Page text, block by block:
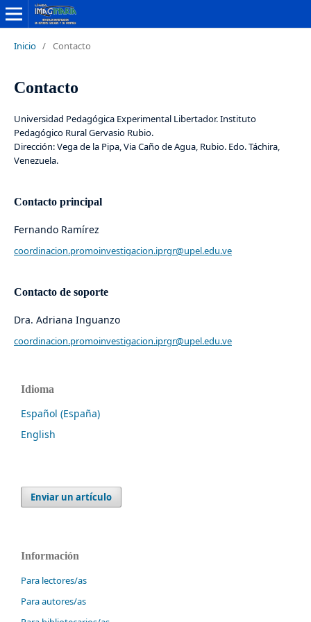
Inicio / Contacto
Contacto
Universidad Pedagógica Experimental Libertador. Instituto
Pedagógico Rural Gervasio Rubio.
Dirección: Vega de la Pipa, Via Caño de Agua, Rubio. Edo. Táchira,
Venezuela.
Contacto principal
Fernando Ramírez
coordinacion.promoinvestigacion.iprgr@upel.edu.ve
Contacto de soporte
Dra. Adriana Inguanzo
coordinacion.promoinvestigacion.iprgr@upel.edu.ve
Idioma
Español (España)
English
Enviar un artículo
Información
Para lectores/as
Para autores/as